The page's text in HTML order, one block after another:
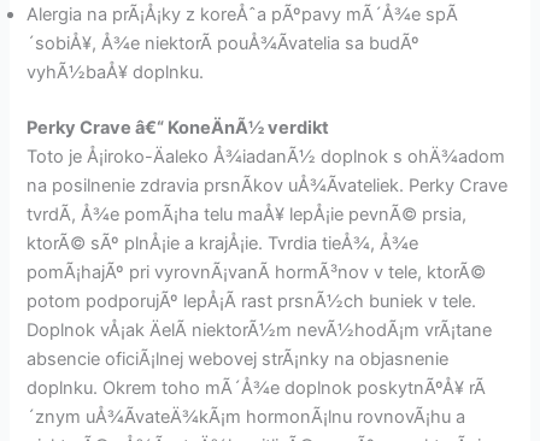
Alergia na prÃ¡Å¡ky z koreÅˆa pÃºpavy mÃ´Å¾e spÃ
´sobiÅ¥, Å¾e niektorÃ­ pouÅ¾Ã­vatelia sa budÃº
vyhÃ½baÅ¥ doplnku.
Perky Crave â€“ KoneÄnÃ½ verdikt
Toto je Å¡iroko-Äaleko Å¾iadanÃ½ doplnok s ohÄ¾adom
na posilnenie zdravia prsnÃ­kov uÅ¾Ã­vateliek. Perky Crave
tvrdÃ­, Å¾e pomÃ¡ha telu maÅ¥ lepÅ¡ie pevnÃ© prsia,
ktorÃ© sÃº plnÅ¡ie a krajÅ¡ie. Tvrdia tieÅ¾, Å¾e
pomÃ¡hajÃº pri vyrovnÃ¡vanÃ­ hormÃ³nov v tele, ktorÃ©
potom podporujÃº lepÅ¡Ã­ rast prsnÃ½ch buniek v tele.
Doplnok vÅ¡ak ÄelÃ­ niektorÃ½m nevÃ½hodÃ¡m vrÃ¡tane
absencie oficiÃ¡lnej webovej strÃ¡nky na objasnenie
doplnku. Okrem toho mÃ´Å¾e doplnok poskytnÃºÅ¥ rÃ
´znym uÅ¾Ã­vateÄ¾kÃ¡m hormonÃ¡lnu rovnovÃ¡hu a